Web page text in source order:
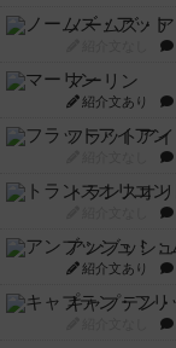
ノームズ・
マーリン
紹介文あり
フラットア
トランスオ
アンブッシ
紹介文あり
キャプテン